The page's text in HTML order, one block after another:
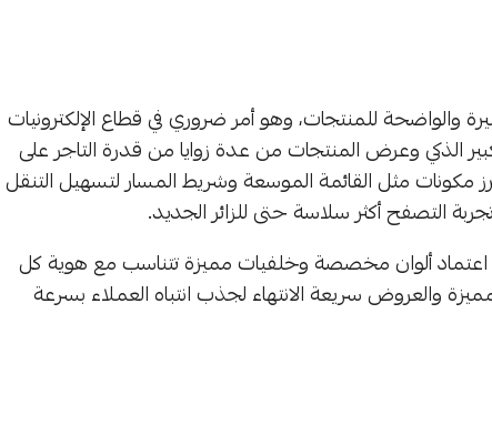
والواضحة للمنتجات، وهو أمر ضروري في قطاع الإلكترونيات
الذكي وعرض المنتجات من عدة زوايا من قدرة التاجر على
مكونات مثل القائمة الموسعة وشريط المسار لتسهيل التنقل
التصفح أكثر سلاسة حتى للزائر الجديد.
مع اعتماد ألوان مخصصة وخلفيات مميزة تتناسب مع هوية كل
والعروض سريعة الانتهاء لجذب انتباه العملاء بسرعة